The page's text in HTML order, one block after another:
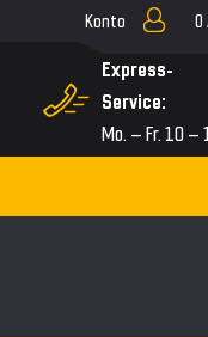
Konto 0
Express-
Service:
Mo. – Fr. 10 –